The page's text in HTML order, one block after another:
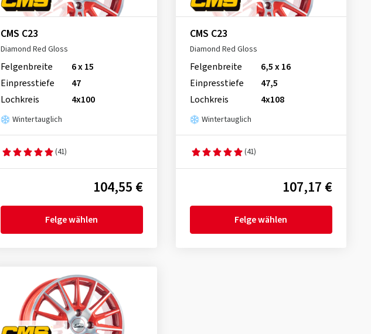
CMS C23
Diamond Red Gloss
Felgenbreite
6 x 15
Einpresstiefe
47
Lochkreis
4x100
Wintertauglich
(41)
104,55 €
Felge wählen
CMS C23
Diamond Red Gloss
Felgenbreite
6,5 x 16
Einpresstiefe
47,5
Lochkreis
4x108
Wintertauglich
(41)
107,17 €
Felge wählen